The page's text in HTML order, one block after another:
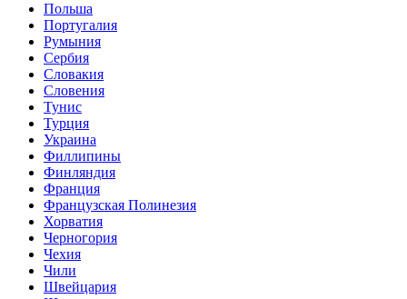
Польша
Португалия
Румыния
Сербия
Словакия
Словения
Тунис
Турция
Украина
Филлипины
Финляндия
Франция
Французская Полинезия
Хорватия
Черногория
Чехия
Чили
Швейцария